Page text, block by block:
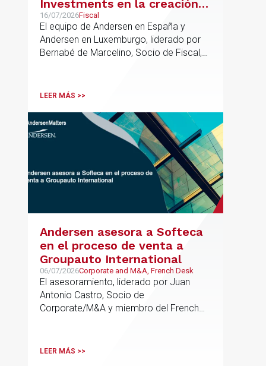
Investments en la creación
de un nuevo fondo dirigido a
la financiación de pymes
europeas
16/07/2026Fiscal
El equipo de Andersen en España y
Andersen en Luxemburgo, liderado por
Bernabé de Marcelino, Socio de Fiscal,
formación del fondo, hasta el primer
LEER MÁS >>
Andersen asesora a Softeca
en el proceso de venta a
Groupauto International
06/07/2026Corporate and M&A, French Desk
El asesoramiento, liderado por Juan
Antonio Castro, Socio de
Corporate/M&A y miembro del French
españolas que combinan los sectores
LEER MÁS >>